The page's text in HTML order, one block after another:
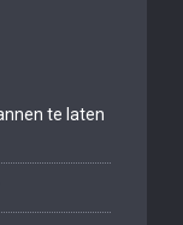
te laten